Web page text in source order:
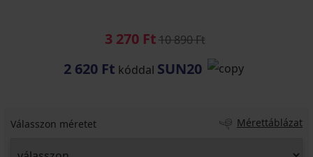
3 270 Ft10 890 Ft
2 620 Ft kóddal SUN20
Válasszon méretet Mérettáblázat